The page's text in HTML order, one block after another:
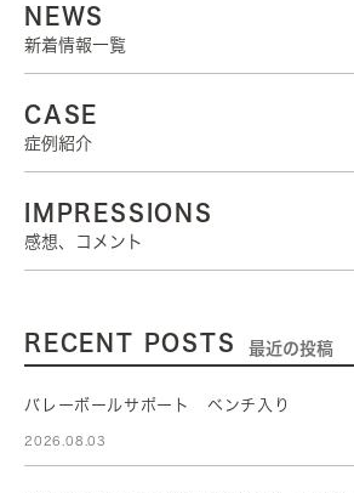
NEWS
新着情報一覧
CASE
症例紹介
IMPRESSIONS
感想、コメント
RECENT POSTS 最近の投稿
バレーボールサポート ベンチ入り
2026.08.03